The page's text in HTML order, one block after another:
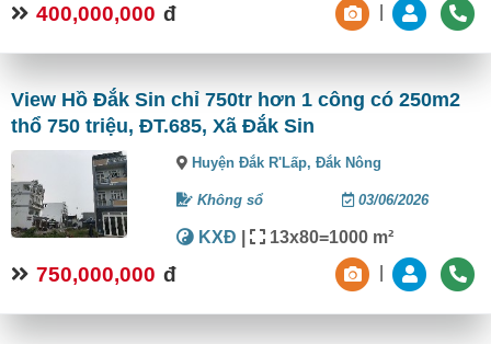
400,000,000 đ
View Hồ Đắk Sin chỉ 750tr hơn 1 công có 250m2
thổ 750 triệu, ĐT.685, Xã Đắk Sin
Huyện Đắk R'Lấp,Đắk Nông
Không sổ 03/06/2026
KXĐ | 13x80=1000 m²
750,000,000 đ